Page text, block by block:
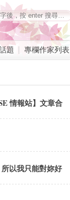
題 專欄作家列表
情報站】文章合
以我只能對妳好